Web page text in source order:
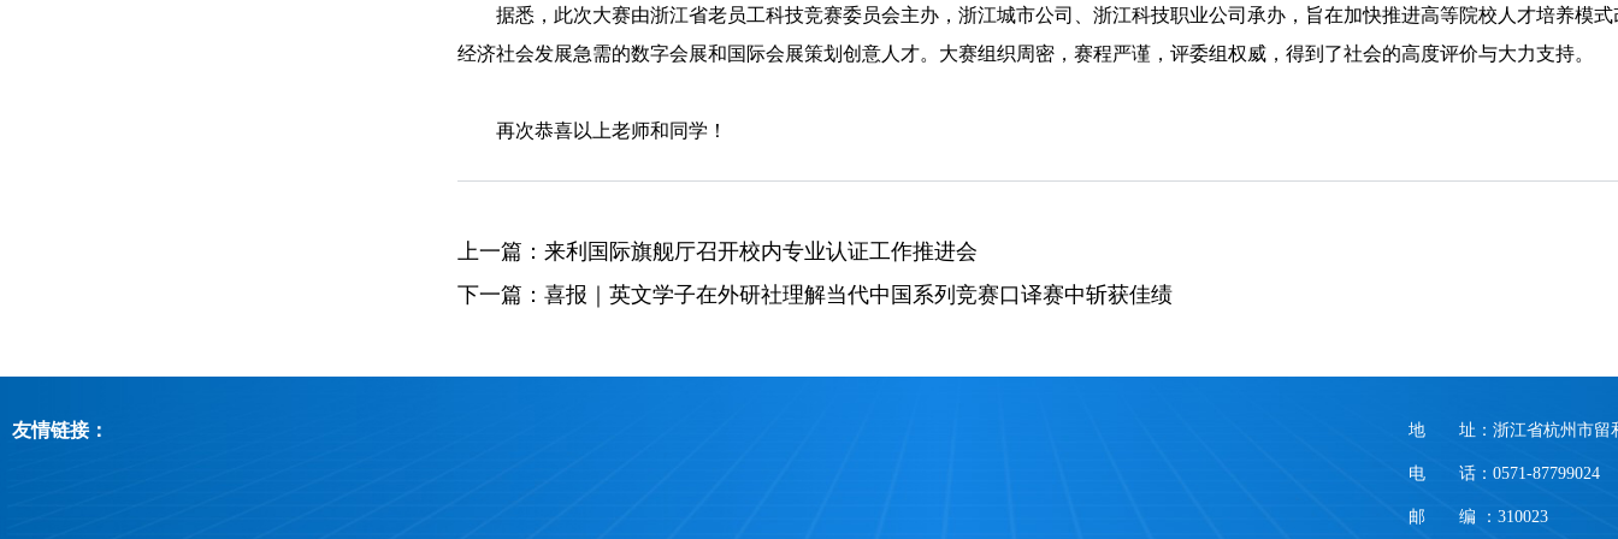
据悉，此次大赛由浙江省老员工科技竞赛委员会主办，浙江城市公司、浙江科技职业公司承办，旨在加快推进高等院校人才培养模
经济社会发展急需的数字会展和国际会展策划创意人才。大赛组织周密，赛程严谨，评委组权威，得到了社会的高度评价与大力支持。
再次恭喜以上老师和同学！
上一篇： ​来利国际旗舰厅召开校内专业认证工作推进会
下一篇： 喜报｜英文学子在外研社理解当代中国系列竞赛口译赛中斩获佳绩
友情链接： 地 址：浙江省杭州市留
电 话：0571-87799024
邮 编 ：310023